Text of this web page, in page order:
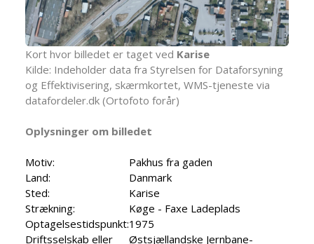
Kort hvor billedet er taget ved Karise
Kilde: Indeholder data fra Styrelsen for Dataforsyning
og Effektivisering, skærmkortet, WMS-tjeneste via
datafordeler.dk (Ortofoto forår)
Oplysninger om billedet
Motiv:
Pakhus fra gaden
Land:
Danmark
Sted:
Karise
Strækning:
Køge - Faxe Ladeplads
Optagelsestidspunkt:1975
Driftsselskab eller
Østsjællandske Jernbane-